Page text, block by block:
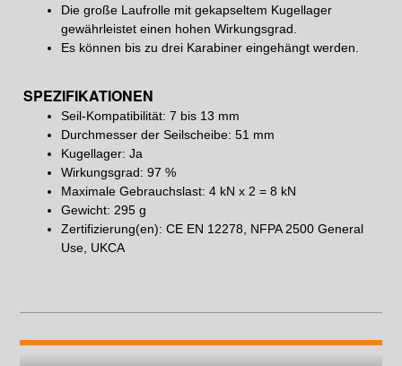
Die große Laufrolle mit gekapseltem Kugellager
gewährleistet einen hohen Wirkungsgrad.
Es können bis zu drei Karabiner eingehängt werden.
SPEZIFIKATIONEN
Seil-Kompatibilität: 7 bis 13 mm
Durchmesser der Seilscheibe: 51 mm
Kugellager: Ja
Wirkungsgrad: 97 %
Maximale Gebrauchslast: 4 kN x 2 = 8 kN
Gewicht: 295 g
Zertifizierung(en): CE EN 12278, NFPA 2500 General
Use, UKCA